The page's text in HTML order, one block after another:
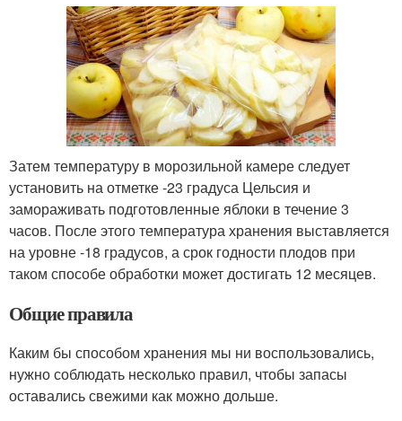
Затем температуру в морозильной камере следует
установить на отметке -23 градуса Цельсия и
замораживать подготовленные яблоки в течение 3
часов. После этого температура хранения выставляется
на уровне -18 градусов, а срок годности плодов при
таком способе обработки может достигать 12 месяцев.
Общие правила
Каким бы способом хранения мы ни воспользовались,
нужно соблюдать несколько правил, чтобы запасы
оставались свежими как можно дольше.